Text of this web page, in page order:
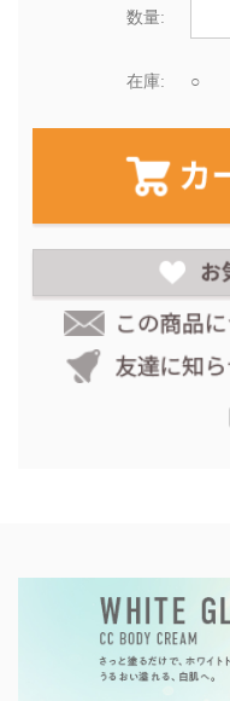
数量:
在庫: ○